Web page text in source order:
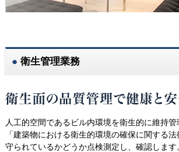
衛生管理業務
人工的空間であるビル内環境を衛生的に維持管
「建築物における衛生的環境の確保に関する
守られているかどうか点検測定し、確認します